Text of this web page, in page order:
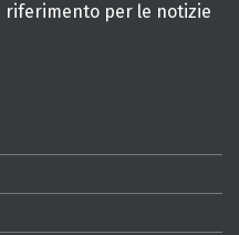
riferimento per le notizie